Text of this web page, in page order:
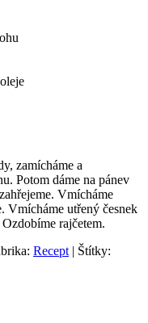
zamícháme a
Potom dáme na pánev
Vmícháme
Vmícháme utřený česnek
rajčetem.
Recept | Štítky: